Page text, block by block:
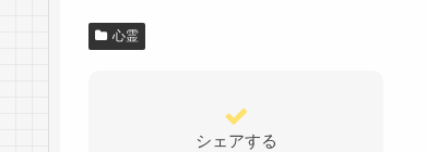
心霊
シェアする